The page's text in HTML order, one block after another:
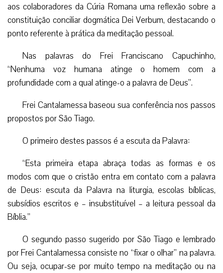
aos colaboradores da Cúria Romana uma reflexão sobre a
constituição conciliar dogmática Dei Verbum, destacando o
ponto referente à prática da meditação pessoal.
Nas palavras do Frei Franciscano Capuchinho,
“Nenhuma voz humana atinge o homem com a
profundidade com a qual atinge-o a palavra de Deus”.
Frei Cantalamessa baseou sua conferência nos passos
propostos por São Tiago.
O primeiro destes passos é a escuta da Palavra:
“Esta primeira etapa abraça todas as formas e os
modos com que o cristão entra em contato com a palavra
de Deus: escuta da Palavra na liturgia, escolas bíblicas,
subsídios escritos e – insubstituível – a leitura pessoal da
Bíblia.”
O segundo passo sugerido por São Tiago e lembrado
por Frei Cantalamessa consiste no “fixar o olhar” na palavra.
Ou seja, ocupar-se por muito tempo na meditação ou na